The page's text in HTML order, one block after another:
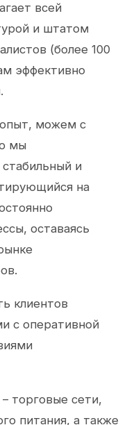
всей
и штатом
(более 100
эффективно
опыт, можем с
мы
и
на
оставаясь
клиентов
с оперативной
торговые сети,
питания, а также